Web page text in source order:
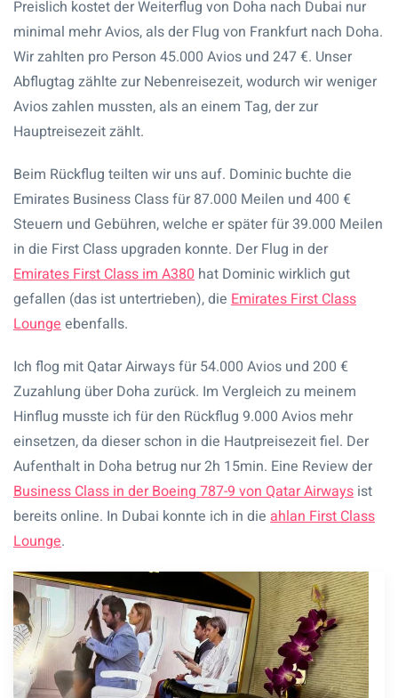
Preislich kostet der Weiterflug von Doha nach Dubai nur
minimal mehr Avios, als der Flug von Frankfurt nach Doha.
Wir zahlten pro Person 45.000 Avios und 247 €. Unser
Abflugtag zählte zur Nebenreisezeit, wodurch wir weniger
Avios zahlen mussten, als an einem Tag, der zur
Hauptreisezeit zählt.
Beim Rückflug teilten wir uns auf. Dominic buchte die
Emirates Business Class für 87.000 Meilen und 400 €
Steuern und Gebühren, welche er später für 39.000 Meilen
in die First Class upgraden konnte. Der Flug in der
Emirates First Class im A380 hat Dominic wirklich gut
gefallen (das ist untertrieben), die Emirates First Class
Loungeebenfalls.
Ich flog mit Qatar Airways für 54.000 Avios und 200 €
Zuzahlung über Doha zurück. Im Vergleich zu meinem
Hinflug musste ich für den Rückflug 9.000 Avios mehr
einsetzen, da dieser schon in die Hautpreisezeit fiel. Der
Aufenthalt in Doha betrug nur 2h 15min. Eine Review der
Business Class in der Boeing 787-9 von Qatar Airways ist
bereits online. In Dubai konnte ich in die ahlan First Class
Lounge.